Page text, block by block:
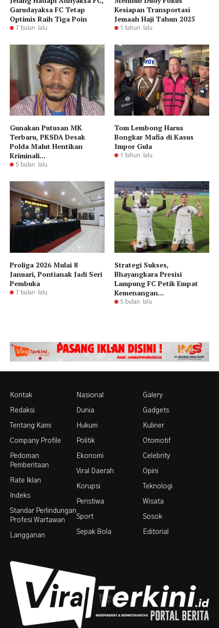
Garudayaksa FC Tetap
Optimis Raih Tiga Poin
7 bulan lalu
Kesiapan Transportasi
Jemaah Haji Tahun 2025
1 tahun lalu
Gunakan Putusan MK
Terbaru, PKSDA Desak
Polda Malut Hentikan
Kriminali...
5 bulan lalu
Tom Lembong Harus
Bongkar Mafia di Kasus
Impor Gula
1 tahun lalu
Proliga 2026 Mulai 8
Januari, Pontianak Jadi Seri
Pembuka
7 bulan lalu
Strategi Sukses,
Bhayangkara Presisi
Lampung FC Petik Empat
Kemenangan...
5 bulan lalu
Kontak
Redaksi
Tentang Kami
Company Profile
Pedoman
Pemberitaan
Rate Iklan
Indeks
Standar Perlindungan
Profesi Wartawan
Langganan
Nasional
Dunia
Hukum
Politik
Ekonomi
Viral Daerah
Korupsi
Peristiwa
Sport
Sepak Bola
Galery
Gadgets
Kuliner
Otomotif
Celebrity
Opini
Teknologi
Wisata
Sosok
Editorial